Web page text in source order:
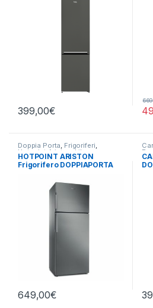
399,00€
Doppia Porta, Frigoriferi,
Hotpoint Ariston ,Libera
Installazione
HOTPOINT ARISTON
Frigorifero DOPPIAPORTA
649,00€